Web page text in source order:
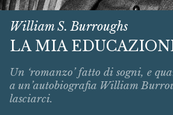
William S. Burroughs
LA MIA
Un ‘romanzo’ fatto di sogni, e
a un’autobiografia William
lasciarci.